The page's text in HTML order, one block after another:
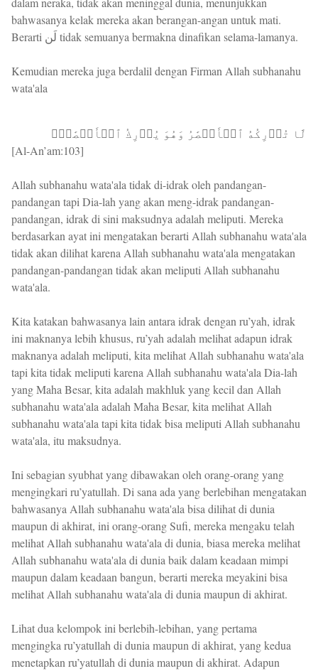
bahwasanya kelak mereka akan berangan-angan untuk mati.
Berarti لَن tidak semuanya bermakna dinafikan selama-lamanya.
Kemudian mereka juga berdalil dengan Firman Allah subhanahu
wata'ala
لَّا تُدۡرِكُهُ ٱلۡأَبۡصَٰرُ وَهُوَ يُدۡرِكُ ٱلۡأَبۡصَٰرَۖ
[Al-An’am:103]
Allah subhanahu wata'ala tidak di-idrak oleh pandangan-
pandangan tapi Dia-lah yang akan meng-idrak pandangan-
pandangan, idrak di sini maksudnya adalah meliputi. Mereka
berdasarkan ayat ini mengatakan berarti Allah subhanahu wata'ala
tidak akan dilihat karena Allah subhanahu wata'ala mengatakan
pandangan-pandangan tidak akan meliputi Allah subhanahu
wata'ala.
Kita katakan bahwasanya lain antara idrak dengan ru’yah, idrak
ini maknanya lebih khusus, ru’yah adalah melihat adapun idrak
maknanya adalah meliputi, kita melihat Allah subhanahu wata'ala
tapi kita tidak meliputi karena Allah subhanahu wata'ala Dia-lah
yang Maha Besar, kita adalah makhluk yang kecil dan Allah
subhanahu wata'ala adalah Maha Besar, kita melihat Allah
subhanahu wata'ala tapi kita tidak bisa meliputi Allah subhanahu
wata'ala, itu maksudnya.
Ini sebagian syubhat yang dibawakan oleh orang-orang yang
mengingkari ru’yatullah. Di sana ada yang berlebihan mengatakan
bahwasanya Allah subhanahu wata'ala bisa dilihat di dunia
maupun di akhirat, ini orang-orang Sufi, mereka mengaku telah
melihat Allah subhanahu wata'ala di dunia, biasa mereka melihat
Allah subhanahu wata'ala di dunia baik dalam keadaan mimpi
maupun dalam keadaan bangun, berarti mereka meyakini bisa
melihat Allah subhanahu wata'ala di dunia maupun di akhirat.
Lihat dua kelompok ini berlebih-lebihan, yang pertama
mengingka ru’yatullah di dunia maupun di akhirat, yang kedua
menetapkan ru’yatullah di dunia maupun di akhirat. Adapun